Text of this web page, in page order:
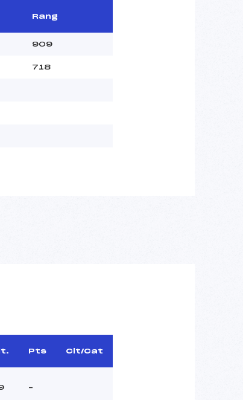
Rang
909
718
Pts Clt/Cat
–